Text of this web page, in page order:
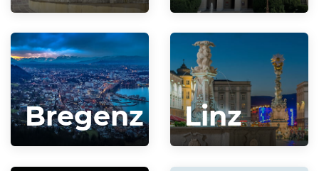
Bregenz Linz